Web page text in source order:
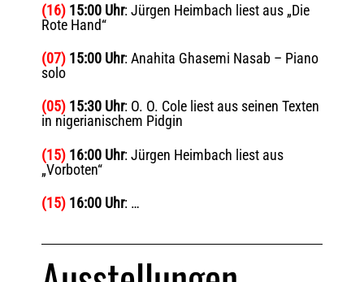
(16) 15:00 Uhr: Jürgen Heimbach liest aus „Die
Rote Hand“
(07) 15:00 Uhr: Anahita Ghasemi Nasab – Piano
solo
(05) 15:30 Uhr: O. O. Cole liest aus seinen Texten
in nigerianischem Pidgin
(15) 16:00 Uhr: Jürgen Heimbach liest aus
„Vorboten“
(15) 16:00 Uhr: …